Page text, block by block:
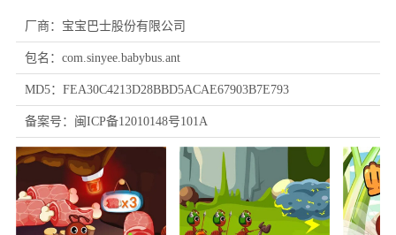
的探索兴趣。
2、童趣视觉设计
采用明亮活泼的色彩搭配与卡通化的蚂蚁造型，塑造富有亲和力的
3、角色认知体系
设计多种职能各异的蚂蚁角色(工蚁、兵蚁、蚁后等)，通过差异化
能力展示，帮助幼儿初步建立对昆虫社会分工的认知框架。
4、情景化任务链
设置觅食运输、巢穴构筑、家园防卫等系列情景任务，在游戏过程
中自然渗透蚂蚁种群的生存智慧与协作模式。
厂商：宝宝巴士股份有限公司
包名：com.sinyee.babybus.ant
MD5：FEA30C4213D28BBD5ACAE67903B7E793
备案号：闽ICP备12010148号101A